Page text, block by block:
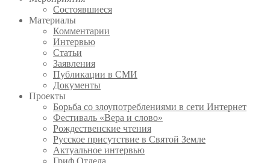
Состоявшиеся
Материалы
Комментарии
Интервью
Статьи
Заявления
Публикации в СМИ
Документы
Проекты
Борьба со злоупотреблениями в сети Интернет
Фестиваль «Вера и слово»
Рождественские чтения
Русское присутствие в Святой Земле
Актуальное интервью
Гриф Отдела